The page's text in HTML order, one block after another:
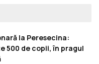
la Peresecina:
500 de copii, în pragul